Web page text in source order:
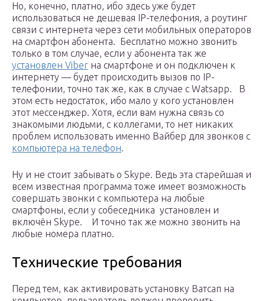
Но, конечно, платно, ибо здесь уже будет
использоваться не дешевая IP-телефония, а роутинг
связи с интернета через сети мобильных операторов
на смартфон абонента. Бесплатно можно звонить
только в том случае, если у абонента так же
установлен Viber на смартфоне и он подключен к
интернету — будет происходить вызов по IP-
телефонии, точно так же, как в случае с Watsapp. В
этом есть недостаток, ибо мало у кого установлен
этот мессенджер. Хотя, если вам нужна связь со
знакомыми людьми, с коллегами, то нет никаких
проблем использовать именно Вайбер для звонков с
компьютера на телефон.
Ну и не стоит забывать о Skype. Ведь эта старейшая и
всем известная программа тоже имеет возможность
совершать звонки с компьютера на любые
смартфоны, если у собеседника установлен и
включён Skype. И точно так же можно звонить на
любые номера платно.
Технические требования
Перед тем, как активировать установку Ватсап на